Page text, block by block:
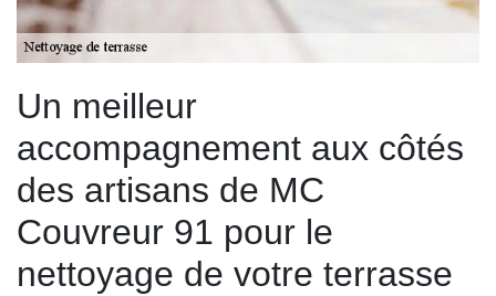
Un meilleur
accompagnement aux côtés
des artisans de MC
Couvreur 91 pour le
nettoyage de votre terrasse